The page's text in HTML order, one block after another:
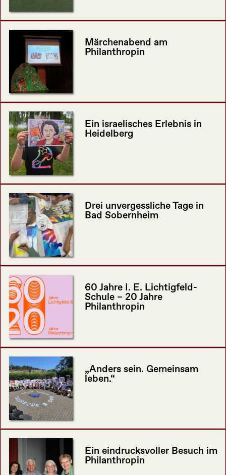
Märchenabend am
Philanthropin
Ein israelisches Erlebnis in
Heidelberg
Drei unvergessliche Tage in
Bad Sobernheim
60 Jahre I. E. Lichtigfeld-
Schule – 20 Jahre
Philanthropin
„Anders sein. Gemeinsam
leben.“
Ein eindrucksvoller Besuch im
Philanthropin